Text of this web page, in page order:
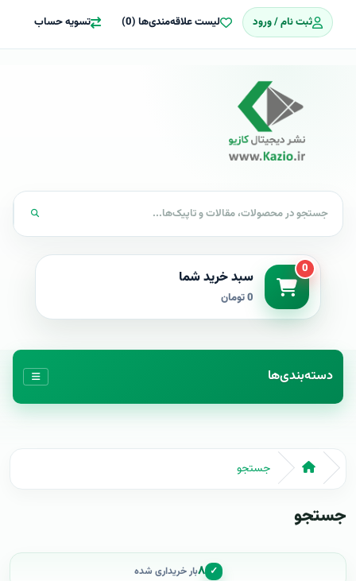
ثبت نام / ورود لیست علاقه‌مندی‌ها (0) تسویه حساب
0 سبد خرید شما
0 تومان
دسته‌بندی‌ها
جستجو
جستجو
✓ ۸بار خریداری شده